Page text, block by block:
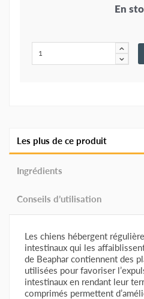
En
Les plus de ce produit
Ingrédients
Conseils d’utilisation
Les chiens hébergent
intestinaux qui les
de Beaphar contiennent des
utilisées pour favoriser
intestinaux en rendant leur
comprimés permettent